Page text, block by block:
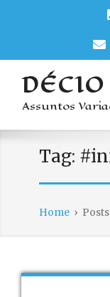
Assuntos
Tag:
Home ›